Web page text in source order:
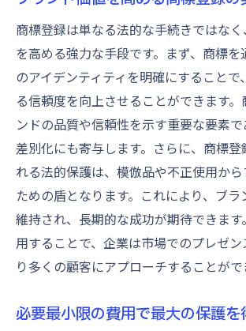
商標登録は単なる法的な手続きではな
を高める強力な手段です。まず、商標を
のアイデンティティを明確にすることで
る信頼度を向上させることができます
ンドの品質や信頼性を示す重要な要素
差別化にも寄与します。さらに、商標登
れる法的保護は、模倣品や不正使用か
ための盾となります。これにより、ブ
維持され、長期的な成功が期待できま
用することで、企業は市場でのプレゼ
り多くの顧客にアプローチすることがで
必要最小限の費用で最大の保護を